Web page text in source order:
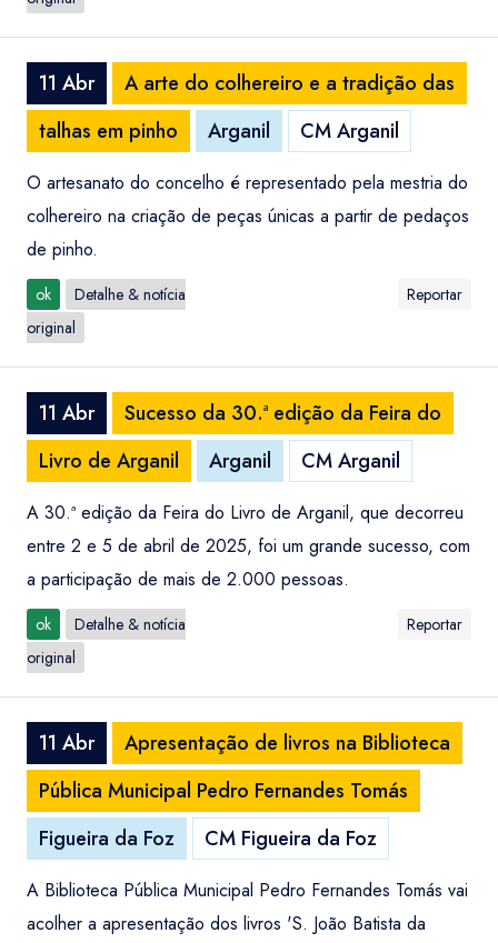
11 Abr
A arte do colhereiro e a tradição das
talhas em pinho
Arganil CM Arganil
O artesanato do concelho é representado pela mestria do
colhereiro na criação de peças únicas a partir de pedaços
de pinho.
ok
Detalhe & notícia
original
Reportar
11 Abr
Sucesso da 30.ª edição da Feira do
Livro de Arganil
Arganil CM Arganil
A 30.ª edição da Feira do Livro de Arganil, que decorreu
entre 2 e 5 de abril de 2025, foi um grande sucesso, com
a participação de mais de 2.000 pessoas.
ok
Detalhe & notícia
original
Reportar
11 Abr
Apresentação de livros na Biblioteca
Pública Municipal Pedro Fernandes Tomás
Figueira da Foz
CM Figueira da Foz
A Biblioteca Pública Municipal Pedro Fernandes Tomás vai
acolher a apresentação dos livros 'S. João Batista da